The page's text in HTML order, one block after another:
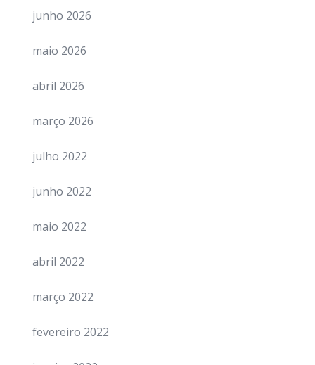
junho 2026
maio 2026
abril 2026
março 2026
julho 2022
junho 2022
maio 2022
abril 2022
março 2022
fevereiro 2022